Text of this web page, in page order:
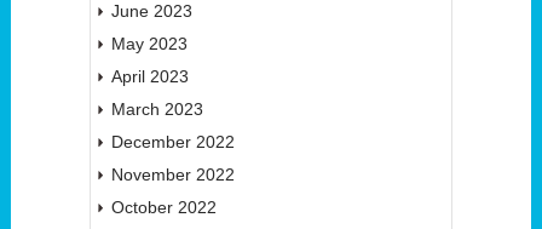
June 2023
May 2023
April 2023
March 2023
December 2022
November 2022
October 2022